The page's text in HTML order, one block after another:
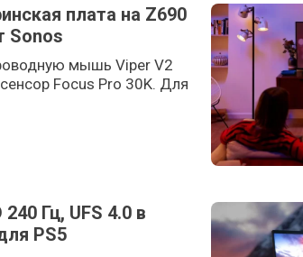
плата на Z690
Sonos
мышь Viper V2
Focus Pro 30K. Для
Гц, UFS 4.0 в
PS5